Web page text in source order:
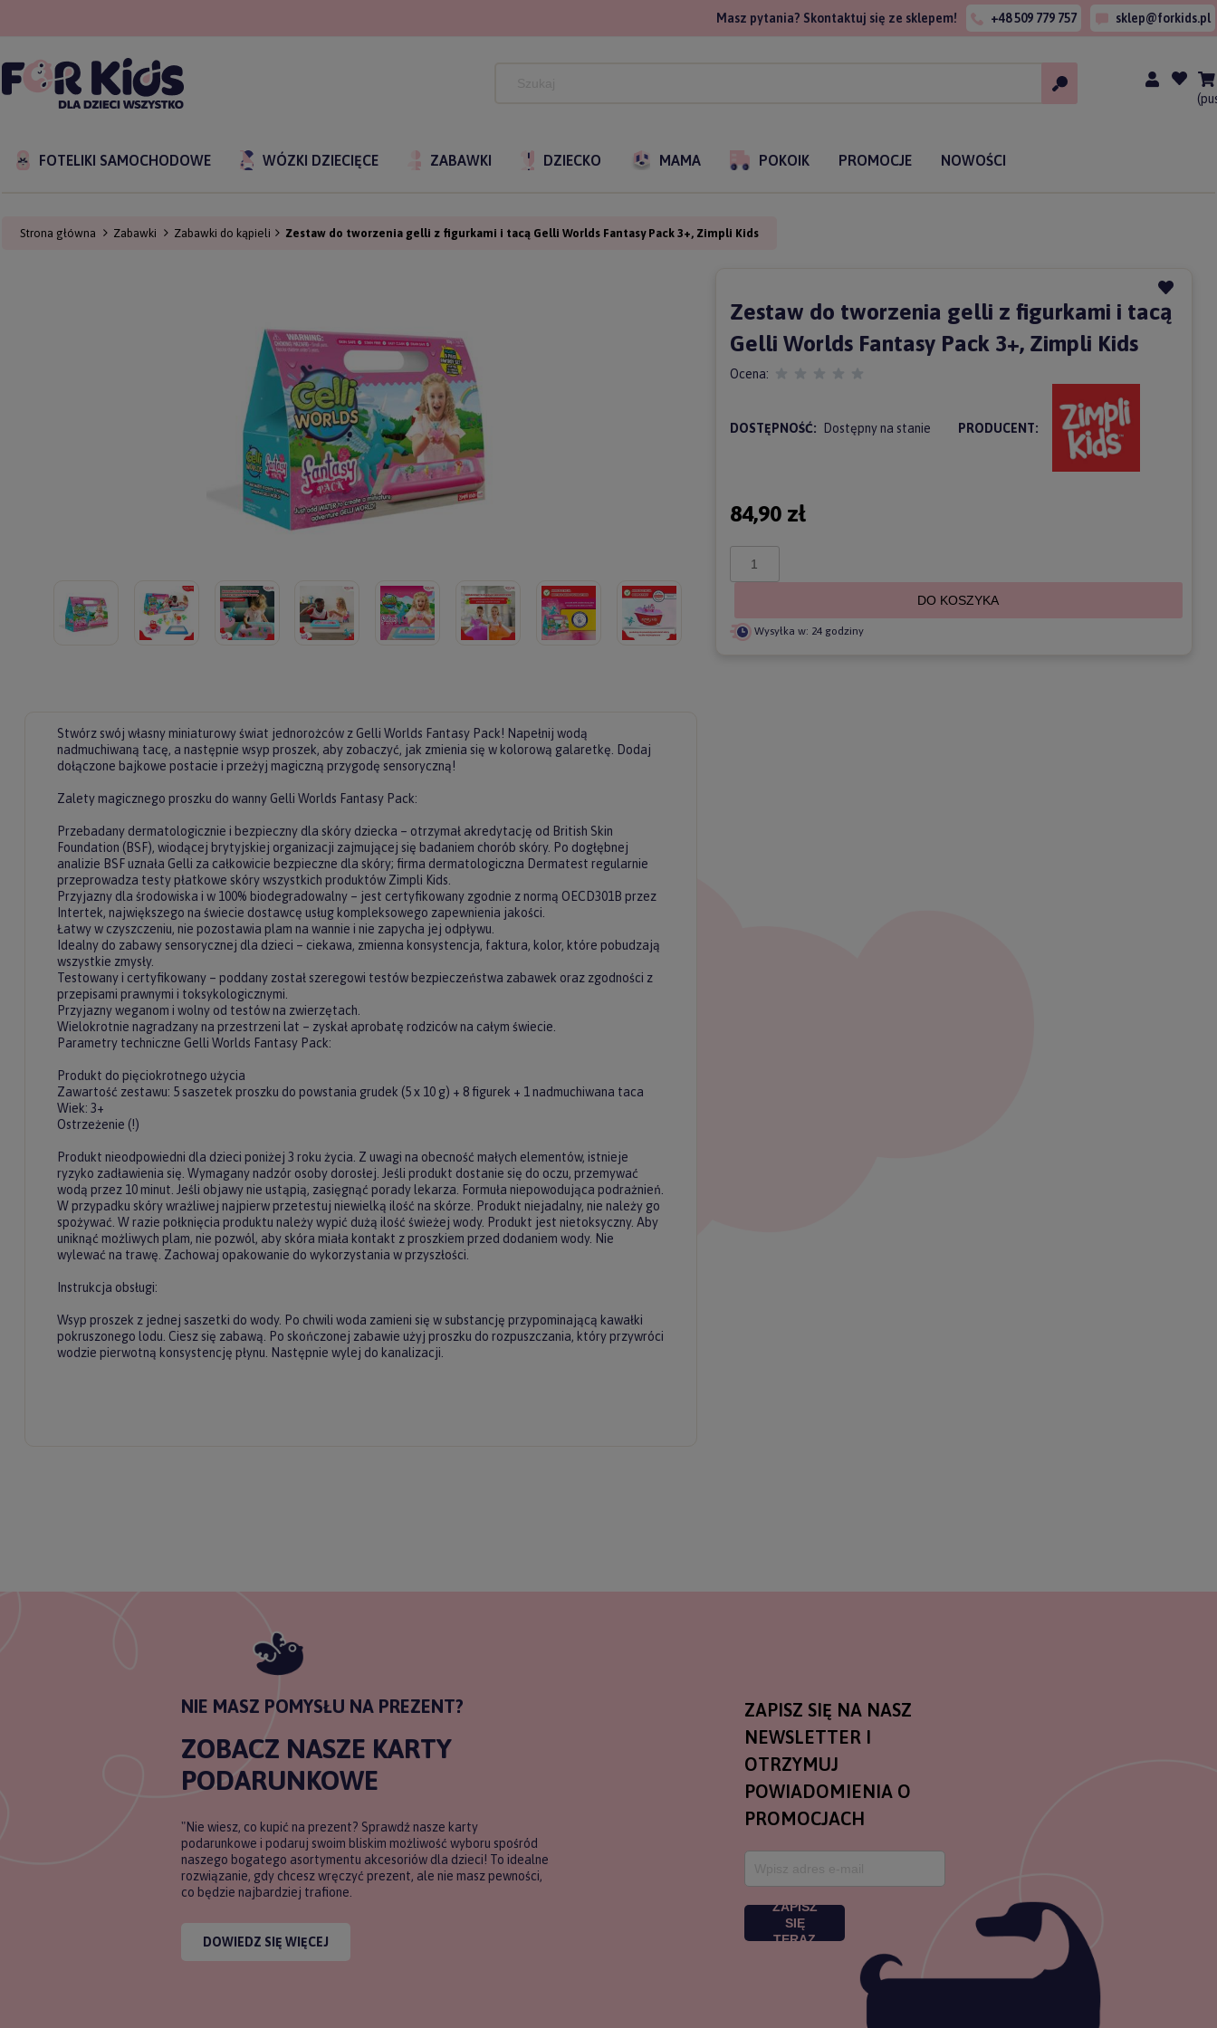
Masz pytania? Skontaktuj się ze sklepem! +48 509 779 757 sklep@forkids.pl
FOTELIKI SAMOCHODOWE WÓZKI DZIECIĘCE ZABAWKI DZIECKO MAMA POKOIK PROMOCJE NOWOŚCI
Strona główna Zabawki Zabawki do kąpieli Zestaw do tworzenia gelli z figurkami i tacą Gelli Worlds Fantasy Pack 3+, Zimpli Kids
Stwórz swój własny miniaturowy świat jednorożców z Gelli Worlds Fantasy Pack! Napełnij wodą
nadmuchiwaną tacę, a następnie wsyp proszek, aby zobaczyć, jak zmienia się w kolorową galaretkę. Dodaj
dołączone bajkowe postacie i przeżyj magiczną przygodę sensoryczną!
Zalety magicznego proszku do wanny Gelli Worlds Fantasy Pack:
Przebadany dermatologicznie i bezpieczny dla skóry dziecka – otrzymał akredytację od British Skin
Foundation (BSF), wiodącej brytyjskiej organizacji zajmującej się badaniem chorób skóry. Po dogłębnej
analizie BSF uznała Gelli za całkowicie bezpieczne dla skóry; firma dermatologiczna Dermatest regularnie
przeprowadza testy płatkowe skóry wszystkich produktów Zimpli Kids.
Przyjazny dla środowiska i w 100% biodegradowalny – jest certyfikowany zgodnie z normą OECD301B przez
Intertek, największego na świecie dostawcę usług kompleksowego zapewnienia jakości.
Łatwy w czyszczeniu, nie pozostawia plam na wannie i nie zapycha jej odpływu.
Idealny do zabawy sensorycznej dla dzieci – ciekawa, zmienna konsystencja, faktura, kolor, które pobudzają
wszystkie zmysły.
Testowany i certyfikowany – poddany został szeregowi testów bezpieczeństwa zabawek oraz zgodności z
przepisami prawnymi i toksykologicznymi.
Przyjazny weganom i wolny od testów na zwierzętach.
Wielokrotnie nagradzany na przestrzeni lat – zyskał aprobatę rodziców na całym świecie.
Parametry techniczne Gelli Worlds Fantasy Pack:
Produkt do pięciokrotnego użycia
Zawartość zestawu: 5 saszetek proszku do powstania grudek (5 x 10 g) + 8 figurek + 1 nadmuchiwana taca
Wiek: 3+
Ostrzeżenie (!)
Produkt nieodpowiedni dla dzieci poniżej 3 roku życia. Z uwagi na obecność małych elementów, istnieje
ryzyko zadławienia się. Wymagany nadzór osoby dorosłej. Jeśli produkt dostanie się do oczu, przemywać
wodą przez 10 minut. Jeśli objawy nie ustąpią, zasięgnąć porady lekarza. Formuła niepowodująca podrażnień.
W przypadku skóry wrażliwej najpierw przetestuj niewielką ilość na skórze. Produkt niejadalny, nie należy go
spożywać. W razie połknięcia produktu należy wypić dużą ilość świeżej wody. Produkt jest nietoksyczny. Aby
uniknąć możliwych plam, nie pozwól, aby skóra miała kontakt z proszkiem przed dodaniem wody. Nie
wylewać na trawę. Zachowaj opakowanie do wykorzystania w przyszłości.
Instrukcja obsługi:
Wsyp proszek z jednej saszetki do wody. Po chwili woda zamieni się w substancję przypominającą kawałki
pokruszonego lodu. Ciesz się zabawą. Po skończonej zabawie użyj proszku do rozpuszczania, który przywróci
wodzie pierwotną konsystencję płynu. Następnie wylej do kanalizacji.
Zestaw do tworzenia gelli z figurkami i tacą
Gelli Worlds Fantasy Pack 3+, Zimpli Kids
Ocena:
DOSTĘPNOŚĆ: Dostępny na stanie PRODUCENT:
84,90 zł
DO KOSZYKA
Wysyłka w: 24 godziny
NIE MASZ POMYSŁU NA PREZENT?
ZOBACZ NASZE KARTY
PODARUNKOWE
"Nie wiesz, co kupić na prezent? Sprawdź nasze karty
podarunkowe i podaruj swoim bliskim możliwość wyboru spośród
naszego bogatego asortymentu akcesoriów dla dzieci! To idealne
rozwiązanie, gdy chcesz wręczyć prezent, ale nie masz pewności,
co będzie najbardziej trafione.
DOWIEDZ SIĘ WIĘCEJ
ZAPISZ SIĘ NA NASZ
NEWSLETTER I
OTRZYMUJ
POWIADOMIENIA O
PROMOCJACH
ZAPISZ
SIĘ
TERAZ
newslettera Forkids
i otrzymaj5% rabatu na pierwszy
zakup.
Twoje imię